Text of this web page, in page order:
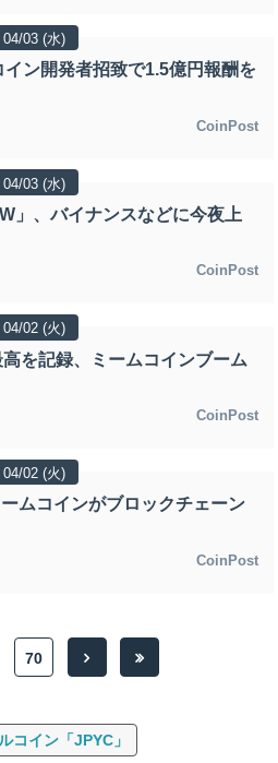
04/03 (水)
ン開発者招致で1.5億円報酬を
CoinPost
04/03 (水)
」、バイナンスなどに今夜上
CoinPost
04/02 (火)
を記録、ミームコインブーム
CoinPost
04/02 (火)
ムコインがブロックチェーン
CoinPost
70
コイン「JPYC」